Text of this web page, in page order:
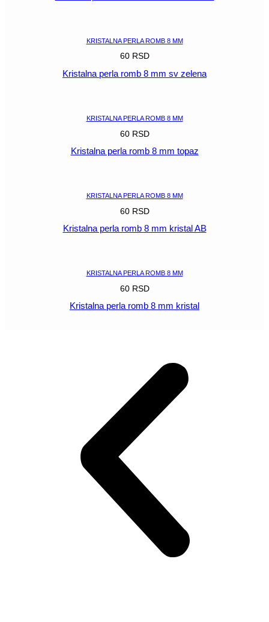
KRISTALNA PERLA ROMB 8 MM
60 RSD
Kristalna perla romb 8 mm sv zelena
KRISTALNA PERLA ROMB 8 MM
60 RSD
Kristalna perla romb 8 mm topaz
KRISTALNA PERLA ROMB 8 MM
60 RSD
Kristalna perla romb 8 mm kristal AB
KRISTALNA PERLA ROMB 8 MM
60 RSD
Kristalna perla romb 8 mm kristal